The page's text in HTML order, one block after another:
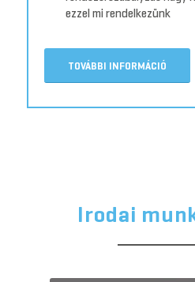
ezzel mi rendelkezünk
TOVÁBBI INFORMÁCIÓ
Irodai